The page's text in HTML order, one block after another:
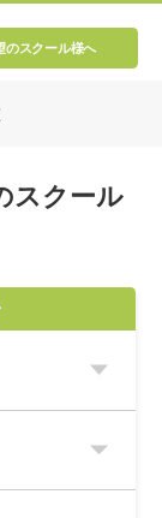
のスクール様へ
スクール